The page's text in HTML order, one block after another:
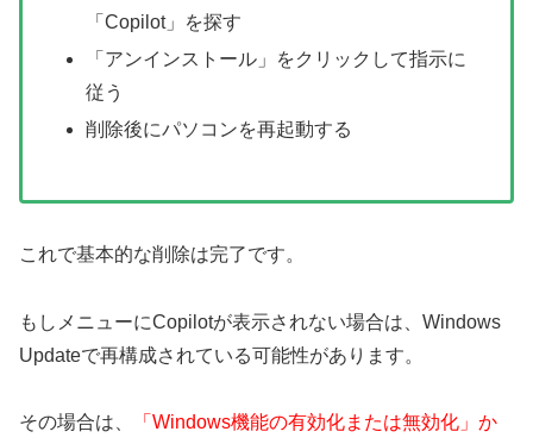
「Copilot」を探す
「アンインストール」をクリックして指示に
従う
削除後にパソコンを再起動する
これで基本的な削除は完了です。
もしメニューにCopilotが表示されない場合は、Windows
Updateで再構成されている可能性があります。
その場合は、
「Windows機能の有効化または無効化」か